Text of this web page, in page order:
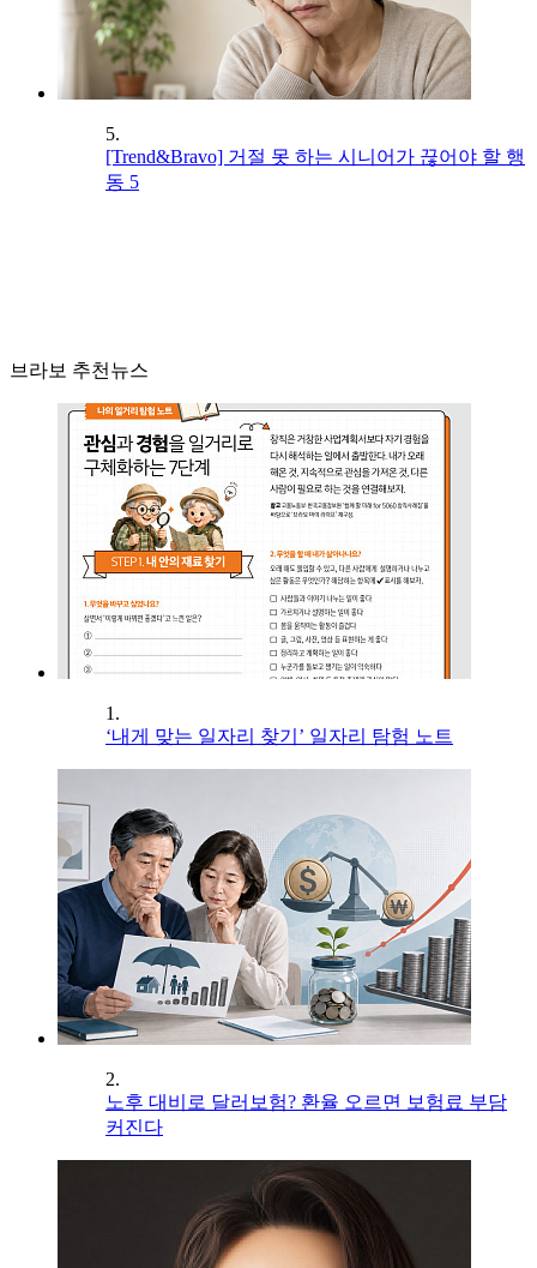
5.
[Trend&Bravo] 거절 못 하는 시니어가 끊어야 할 행
동 5
브라보 추천뉴스
1.
‘내게 맞는 일자리 찾기’ 일자리 탐험 노트
2.
노후 대비로 달러보험? 환율 오르면 보험료 부담
커진다